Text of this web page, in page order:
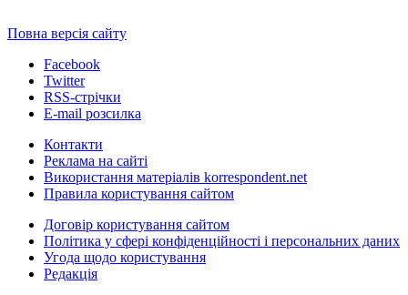
Повна версія сайту
Facebook
Twitter
RSS-стрічки
E-mail розсилка
Контакти
Реклама на сайті
Використання матеріалів korrespondent.net
Правила користування сайтом
Договір користування сайтом
Політика у сфері конфіденційності і персональних даних
Угода щодо користування
Редакція